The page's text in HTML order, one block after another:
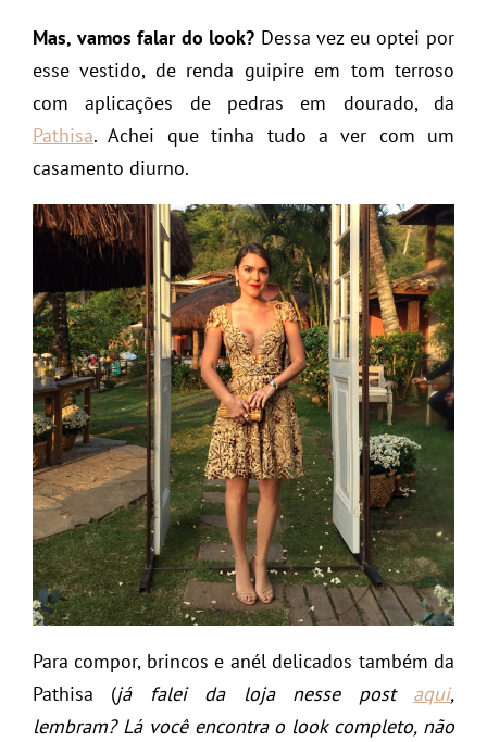
Mas, vamos falar do look? Dessa vez eu optei por
esse vestido, de renda guipire em tom terroso
com aplicações de pedras em dourado, da
Pathisa. Achei que tinha tudo a ver com um
casamento diurno.
Para compor, brincos e anél delicados também da
Pathisa (já falei da loja nesse post aqui,
lembram? Lá você encontra o look completo, não